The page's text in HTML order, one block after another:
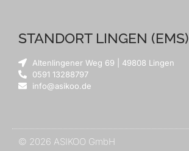
STANDORT LINGEN (EMS)
Altenlingener Weg 69 | 49808 Lingen
0591 13288797
info@asikoo.de
© 2026 ASIKOO GmbH